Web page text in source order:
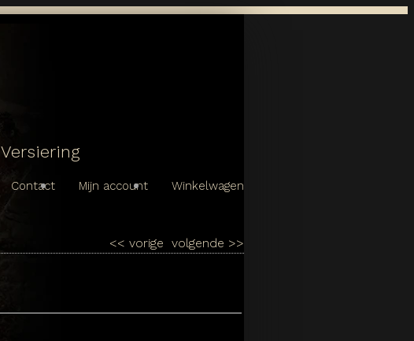
Contact Mijn account Winkelwagen
Versiering
volgende >>
<< vorige